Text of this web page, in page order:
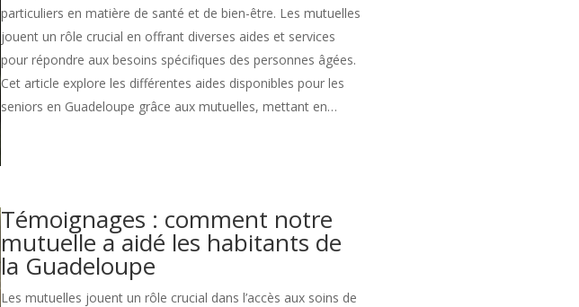
particuliers en matière de santé et de bien-être. Les mutuelles
jouent un rôle crucial en offrant diverses aides et services
pour répondre aux besoins spécifiques des personnes âgées.
Cet article explore les différentes aides disponibles pour les
seniors en Guadeloupe grâce aux mutuelles, mettant en…
Témoignages : comment notre
mutuelle a aidé les habitants de
la Guadeloupe
Les mutuelles jouent un rôle crucial dans l’accès aux soins de